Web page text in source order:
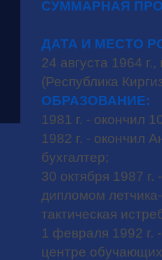
СУММАРНАЯ
ДАТА И МЕСТО
24 августа 1964
(Республика
ОБРАЗОВАНИЕ:
1981 г. - окончил
1982 г. - окончил
бухгалтер;
30 октября 1987
дипломом
тактическая
1 февраля 1992 г.
центре